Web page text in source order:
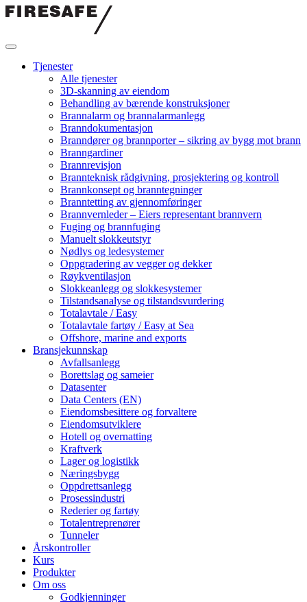
Hopp
Firesafe
Tjenester
Alle tjenester
3D-skanning av eiendom
Behandling av bærende konstruksjoner
Brannalarm og brannalarmanlegg
Branndokumentasjon
Branndører og brannporter – sikring av bygg mot brann
Branngardiner
Brannrevisjon
Brannteknisk rådgivning, prosjektering og kontroll
Brannkonsept og branntegninger
Branntetting av gjennomføringer
Brannvernleder – Eiers representant brannvern
Fuging og brannfuging
Manuelt slokkeutstyr
Nødlys og ledesystemer
Oppgradering av vegger og dekker
Røykventilasjon
Slokkeanlegg og slokkesystemer
Tilstandsanalyse og tilstandsvurdering
Totalavtale / Easy
Totalavtale fartøy / Easy at Sea
Offshore, marine and exports
Bransjekunnskap
Avfallsanlegg
Borettslag og sameier
Datasenter
Data Centers (EN)
Eiendomsbesittere og forvaltere
Eiendomsutviklere
Hotell og overnatting
Kraftverk
Lager og logistikk
Næringsbygg
Oppdrettsanlegg
Prosessindustri
Rederier og fartøy
Totalentreprenører
Tunneler
Årskontroller
Kurs
Produkter
Om oss
Godkjenninger